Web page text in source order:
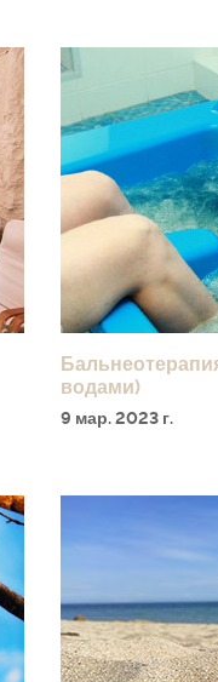
водами)
9 мар. 2023 г.